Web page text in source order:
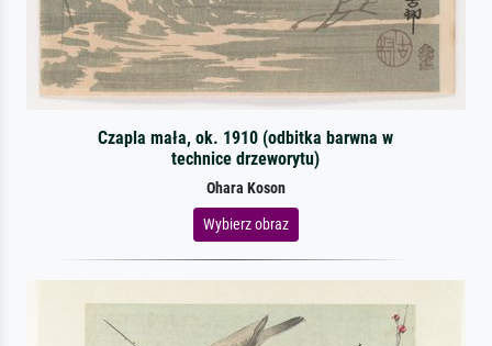
Czapla mała, ok. 1910 (odbitka barwna w
technice drzeworytu)
Ohara Koson
Wybierz obraz